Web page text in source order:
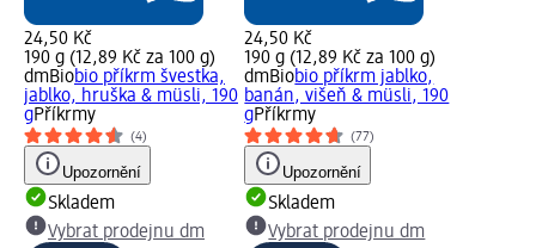
24,50 Kč
190 g (12,89 Kč za 100 g)
dmBiobio příkrm švestka,
jablko, hruška & müsli, 190
gPříkrmy
(4)
Upozornění
Skladem
Vybrat prodejnu dm
24,50 Kč
190 g (12,89 Kč za 100 g)
dmBiobio příkrm jablko,
banán, višeň & müsli, 190
gPříkrmy
(77)
Upozornění
Skladem
Vybrat prodejnu dm